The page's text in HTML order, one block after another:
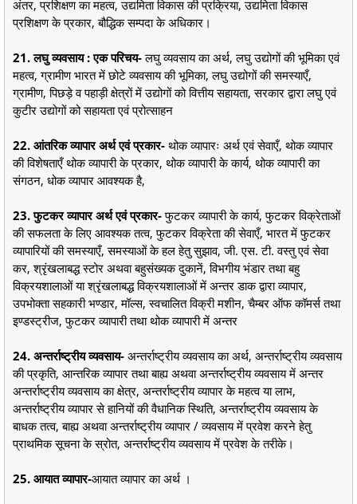
अंतर, प्रशिक्षण का महत्व, उद्यमिता विकास की प्रक्रिया, उद्यमिता विकास
प्रशिक्षण के प्रकार, बौद्धिक सम्पदा के अधिकार।
21. लघु व्यवसाय : एक परिचय-लघु व्यवसाय का अर्थ, लघु उद्योगों की भूमिका एवं
महत्व, ग्रामीण भारत में छोटे व्यवसाय की भूमिका, लघु उद्योगों की समस्याएँ,
ग्रामीण, पिछड़े व पहाड़ी क्षेत्रों में उद्योगों को वित्तीय सहायता, सरकार द्वारा लघु एवं
कुटीर उद्योगों को सहायता एवं प्रोत्साहन
22. आंतरिक व्यापार अर्थ एवं प्रकार- थोक व्यापारः अर्थ एवं सेवाएँ, थोक व्यापार
की विशेषताएँ थोक व्यापारी के प्रकार, थोक व्यापारी के कार्य, थोक व्यापारी का
संगठन, धोक व्यापार आवश्यक है,
23. फुटकर व्यापार अर्थ एवं प्रकार-फुटकर व्यापारी के कार्य, फुटकर विक्रेताओं
की सफलता के लिए आवश्यक तत्व, फुटकर विक्रेता की सेवाएँ, भारत में फुटकर
व्यापारियों की समस्याएँ, समस्याओं के हल हेतु सुझाव, जी. एस. टी. वस्तु एवं सेवा
कर, श्रृंखलाबद्ध स्टोर अथवा बहुसंख्यक दुकानें, विभगीय भंडार तथा बहु
विक्रयशालाओं या श्रृंखलाबद्ध विक्रयशालाओं में अन्तर डाक द्वारा व्यापार,
उपभोक्ता सहकारी भण्डार, मॉल्स, स्वचालित विक्री मशीन, चैम्बर ऑफ कॉमर्स तथा
इण्डस्ट्रीज, फुटकर व्यापारी तथा थोक व्यापारी में अन्तर
24. अन्तर्राष्ट्रीय व्यवसाय- अन्तर्राष्ट्रीय व्यवसाय का अर्थ, अन्तर्राष्ट्रीय व्यवसाय
की प्रकृति, आन्तरिक व्यापार तथा बाह्य अथवा अन्तर्राष्ट्रीय व्यवसाय में अन्तर
अन्तर्राष्ट्रीय व्यवसाय का क्षेत्र, अन्तर्राष्ट्रीय व्यापार के महत्व या लाभ,
अन्तर्राष्ट्रीय व्यापार से हानियों की वैधानिक स्थिति, अन्तर्राष्ट्रीय व्यवसाय के
बाधक तत्व, बाह्य अथवा अन्तर्राष्ट्रीय व्यापार / व्यवसाय में प्रवेश करने हेतु
प्राथमिक सूचना के स्रोत, अन्तर्राष्ट्रीय व्यवसाय में प्रवेश के तरीके।
25. आयात व्यापार-आयात व्यापार का अर्थ ।